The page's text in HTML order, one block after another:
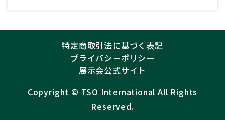
特定商取引法に基づく表記
プライバシーポリシー
展示会公式サイト
Copyright ©︎ TSO International All Rights
Reserved.